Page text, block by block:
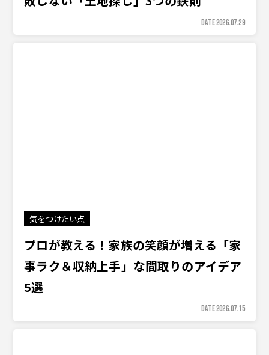
DATE 2026.07.29
気をつけたい点
プロが教える！家族の笑顔が増える「家
事ラク＆収納上手」な間取りのアイデア
5選
DATE 2026.07.15